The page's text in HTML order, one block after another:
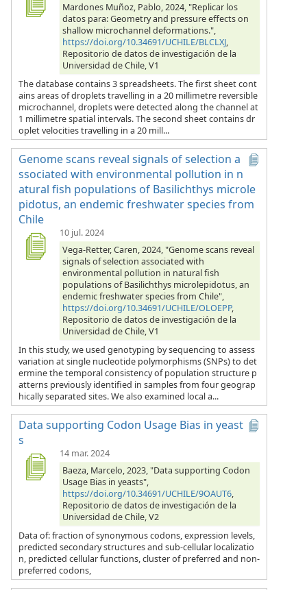
Mardones Muñoz, Pablo, 2024, "Replicar los
datos para: Geometry and pressure effects on
shallow microchannel deformations.",
https://doi.org/10.34691/UCHILE/BLCLXJ,
Repositorio de datos de investigación de la
Universidad de Chile, V1
The database contains 3 spreadsheets. The first sheet cont
ains areas of droplets travelling in a 20 millimetre reversible
microchannel, droplets were detected along the channel at
1 millimetre spatial intervals. The second sheet contains dr
oplet velocities travelling in a 20 mill...
Genome scans reveal signals of selection a
ssociated with environmental pollution in n
atural fish populations of Basilichthys microle
pidotus, an endemic freshwater species from
Chile
10 jul. 2024
Vega-Retter, Caren, 2024, "Genome scans reveal
signals of selection associated with
environmental pollution in natural fish
populations of Basilichthys microlepidotus, an
endemic freshwater species from Chile",
https://doi.org/10.34691/UCHILE/OLOEPP,
Repositorio de datos de investigación de la
Universidad de Chile, V1
In this study, we used genotyping by sequencing to assess
variation at single nucleotide polymorphisms (SNPs) to det
ermine the temporal consistency of population structure p
atterns previously identified in samples from four geograp
hically separated sites. We also examined local a...
Data supporting Codon Usage Bias in yeast
s
14 mar. 2024
Baeza, Marcelo, 2023, "Data supporting Codon
Usage Bias in yeasts",
https://doi.org/10.34691/UCHILE/9OAUT6,
Repositorio de datos de investigación de la
Universidad de Chile, V2
Data of: fraction of synonymous codons, expression levels,
predicted secondary structures and sub-cellular localizatio
n, predicted cellular functions, cluster of preferred and non-
preferred codons,